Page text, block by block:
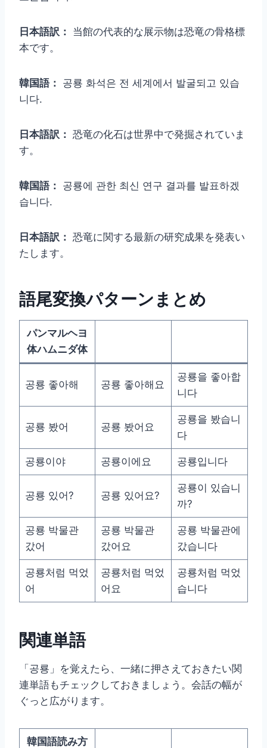
日本語訳： 当館の代表的な展示物は恐竜の骨格標
本です。
韓国語： 공룡 화석은 전 세계에서 발굴되고 있습
니다.
日本語訳： 恐竜の化石は世界中で発掘されていま
す。
韓国語： 공룡에 관한 최신 연구 결과를 발표하겠
습니다.
日本語訳： 恐竜に関する最新の研究成果を発表い
たします。
語尾変換パターンまとめ
パンマルヘヨ
体ハムニダ体
공룡 좋아해 공룡 좋아해요
공룡을 좋아합
니다
공룡 봤어 공룡 봤어요
공룡을 봤습니
다
공룡이야 공룡이에요 공룡입니다
공룡 있어? 공룡 있어요?
공룡이 있습니
까?
공룡 박물관
갔어
공룡 박물관
갔어요
공룡 박물관에
갔습니다
공룡처럼 먹었
어
공룡처럼 먹었
어요
공룡처럼 먹었
습니다
関連単語
「공룡」を覚えたら、一緒に押さえておきたい関
連単語もチェックしておきましょう。会話の幅が
ぐっと広がります。
韓国語読み方